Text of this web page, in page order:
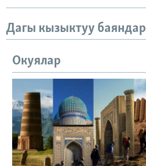
Дагы кызыктуу баяндар
Окуялар